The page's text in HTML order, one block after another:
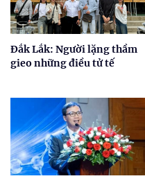
Đắk Lắk: Người lặng thầm
gieo những điều tử tế